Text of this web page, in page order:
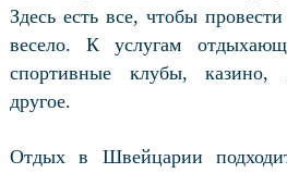
Здесь есть все, чтобы
весело. К услугам
спортивные клубы, казино,
другое.
Отдых в Швейцарии